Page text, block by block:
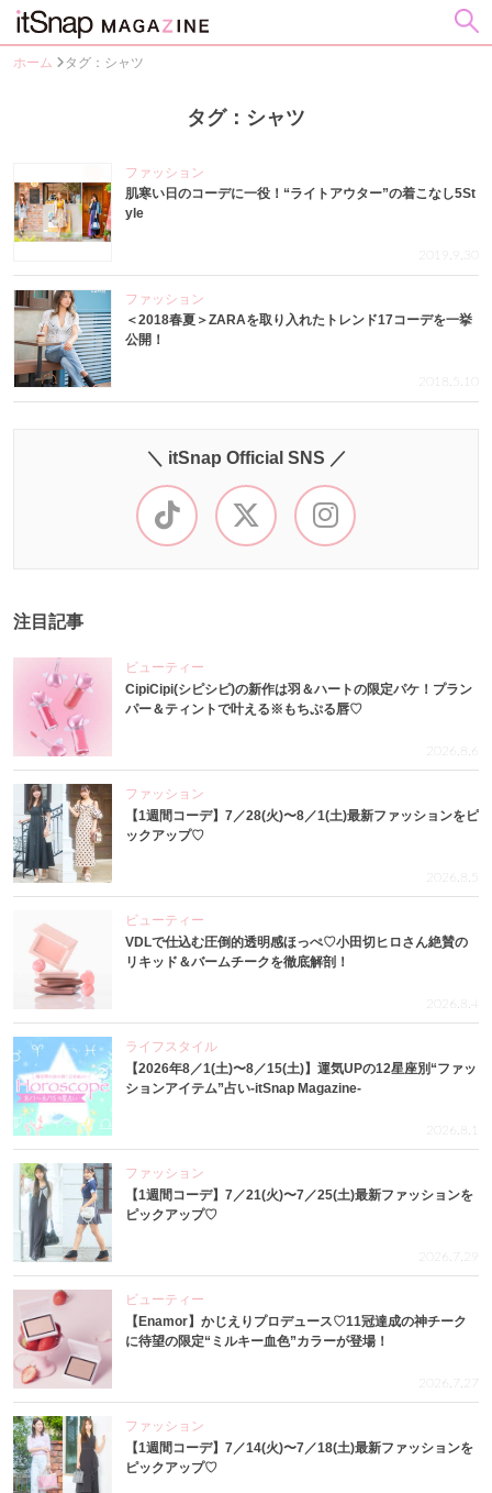
ホーム タグ：シャツ
タグ：シャツ
ファッション
肌寒い日のコーデに一役！“ライトアウター”の着こなし5St
yle
2019.9.30
ファッション
＜2018春夏＞ZARAを取り入れたトレンド17コーデを一挙
公開！
2018.5.10
＼ itSnap Official SNS ／
注目記事
ビューティー
CipiCipi(シピシピ)の新作は羽＆ハートの限定パケ！プラン
パー＆ティントで叶える※もちぷる唇♡
2026.8.6
ファッション
【1週間コーデ】7／28(火)〜8／1(土)最新ファッションをピ
ックアップ♡
2026.8.5
ビューティー
VDLで仕込む圧倒的透明感ほっぺ♡小田切ヒロさん絶賛の
リキッド＆バームチークを徹底解剖！
2026.8.4
ライフスタイル
【2026年8／1(土)〜8／15(土)】運気UPの12星座別“ファッ
ションアイテム”占い-itSnap Magazine-
2026.8.1
ファッション
【1週間コーデ】7／21(火)〜7／25(土)最新ファッションを
ピックアップ♡
2026.7.29
ビューティー
【Enamor】かじえりプロデュース♡11冠達成の神チーク
に待望の限定“ミルキー血色”カラーが登場！
2026.7.27
ファッション
【1週間コーデ】7／14(火)〜7／18(土)最新ファッションを
ピックアップ♡